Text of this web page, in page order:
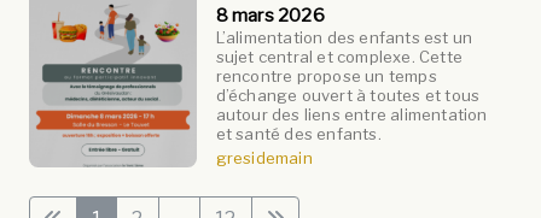
8 mars 2026
L’alimentation des enfants est un
sujet central et complexe. Cette
rencontre propose un temps
d’échange ouvert à toutes et tous
autour des liens entre alimentation
et santé des enfants.
gresidemain